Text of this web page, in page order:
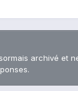
archivé et